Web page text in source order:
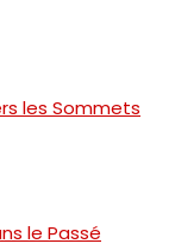
les Sommets
le Passé